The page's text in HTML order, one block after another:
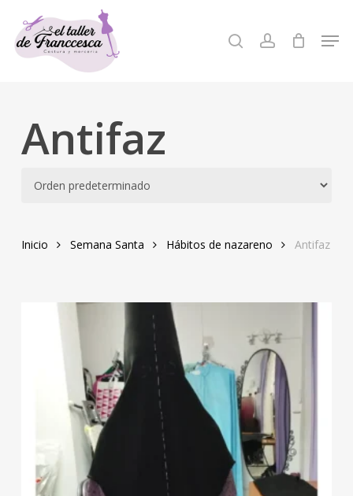
main
search account
Antifaz
Inicio Semana Santa Hábitos de nazareno Antifaz
Close